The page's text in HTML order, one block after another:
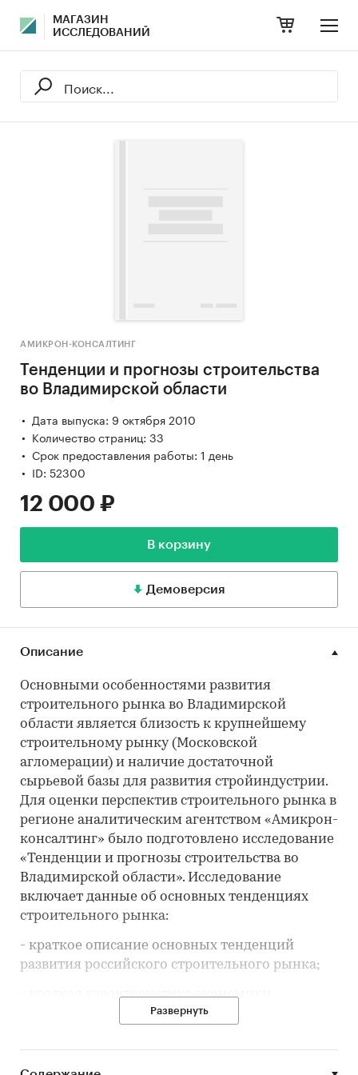
МАГАЗИН
ИССЛЕДОВАНИЙ
АМИКРОН-КОНСАЛТИНГ
Тенденции и прогнозы строительства
во Владимирской области
Дата выпуска: 9 октября 2010
Количество страниц: 33
Срок предоставления работы: 1 день
ID: 52300
12 000 ₽
В корзину
Демоверсия
Описание
Основными особенностями развития
строительного рынка во Владимирской
области является близость к крупнейшему
строительному рынку (Московской
агломерации) и наличие достаточной
сырьевой базы для развития стройиндустрии.
Для оценки перспектив строительного рынка в
регионе аналитическим агентством «Амикрон-
консалтинг» было подготовлено исследование
«Тенденции и прогнозы строительства во
Владимирской области». Исследование
включает данные об основных тенденциях
строительного рынка:
- краткое описание основных тенденций
развития российского строительного рынка;
- краткая характеристика экономики
Владимирской области;Развернуть